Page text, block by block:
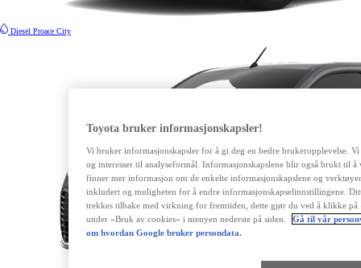
Diesel Proace City
Toyota bruker informasjonskapsler!
Vi bruker informasjonskapsler for å gi deg en bedre brukeropplevelse.
og interesser til analyseformål. Informasjonskapslene blir også brukt til å
finner mer informasjon om de enkelte informasjonskapslene og
inkludert og muligheten for å endre informasjonskapselinnstillingene.
trekkes tilbake med virkning for fremtiden, dette gjør du ved å klikke
under «Bruk av cookies» i menyen nederste på siden.
Gå til vår
om hvordan Google bruker persondata.